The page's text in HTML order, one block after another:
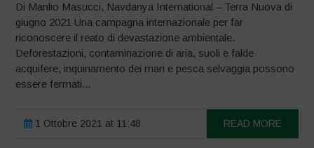
Di Manlio Masucci, Navdanya International – Terra Nuova di
giugno 2021 Una campagna internazionale per far
riconoscere il reato di devastazione ambientale.
Deforestazioni, contaminazione di aria, suoli e falde
acquifere, inquinamento dei mari e pesca selvaggia possono
essere fermati...
1 Ottobre 2021 at 11:48 READ MORE